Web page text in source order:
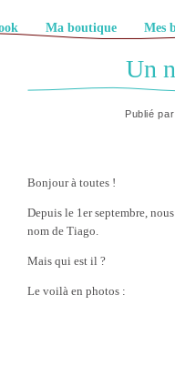
Ma boutique Mes
Un
Publié
Bonjour à toutes !
Depuis le 1er septembre,
nom de Tiago.
Mais qui est il ?
Le voilà en photos :